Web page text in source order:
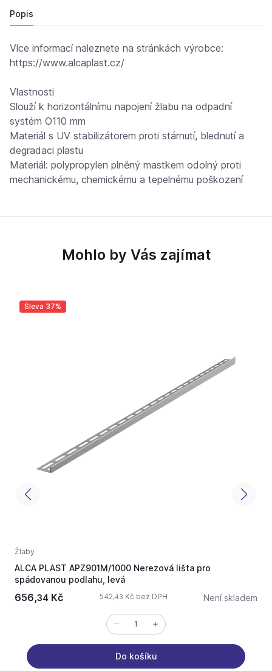
Popis
Více informací naleznete na stránkách výrobce:
https://www.alcaplast.cz/
Vlastnosti
Slouží k horizontálnímu napojení žlabu na odpadní
systém O110 mm
Materiál s UV stabilizátorem proti stárnutí, blednutí a
degradaci plastu
Materiál: polypropylen plněný mastkem odolný proti
mechanickému, chemickému a tepelnému poškození
Mohlo by Vás zajímat
Sleva 37%
Žlaby
ALCA PLAST APZ901M/1000 Nerezová lišta pro
spádovanou podlahu, levá
656,34 Kč 542,43 Kč bez DPH Není skladem
Do košíku